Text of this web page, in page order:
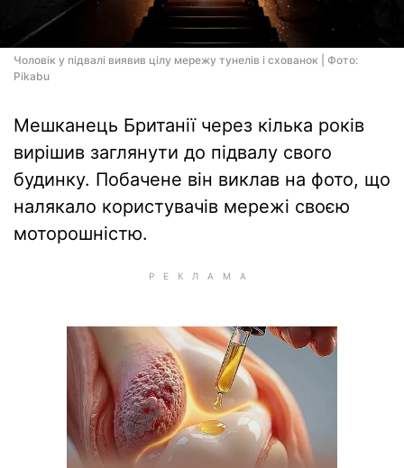
Чоловік у підвалі виявив цілу мережу тунелів і схованок | Фото:
Pikabu
Мешканець Британії через кілька років
вирішив заглянути до підвалу свого
будинку. Побачене він виклав на фото, що
налякало користувачів мережі своєю
моторошністю.